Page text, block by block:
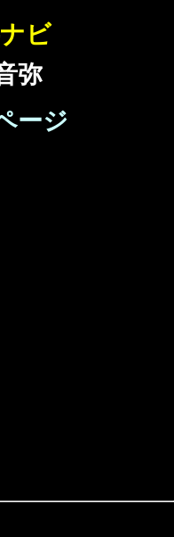
ビ
弥
ージ